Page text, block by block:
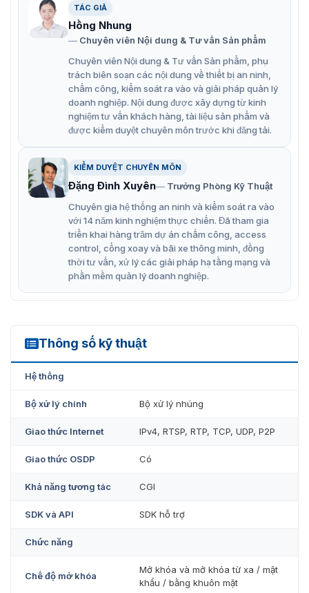
A-V3
ASI7223Y-A-V3 sở hữu những tính năng vô cùng hiện
Dung lượng lưu trữ: 50.000 người dùng, 50.000
khuôn mặt, 50.000 mật khẩu và 50 quản trị viên,
100.000 bản ghi.
Khoảng cách nhận diện khuôn mặt: 0,3 m – 2,0 m.
Với thuật toán nhận dạng khuôn mặt hiện đại, thiết bị
có thể nhận ra hơn 360 vị trí trên khuôn mặt người,
hạn chế tối đa tình trạng giả mạo.
Độ chính xác xác minh khuôn mặt trên 99,5%.
Tốc độ nhận diện 0,35 giây/ mỗi người
Hỗ trợ báo động cưỡng bức và báo động giả mạo
Hỗ trợ người dùng chung, người dùng tuần tra, người
dùng VIP, người dùng khách và người dùng khuyết
Màn hình IPS 7 inch, độ phân giải 1024×600 hiển thị
hình ảnh chân thực, rõ nét
Ống kính WDR góc rộng 2MP; với đèn điền tự động/
TÁC GIẢ
Hồng Nhung
Chuyên viên Nội dung & Tư vấn Sản phẩm
Chuyên viên Nội dung & Tư vấn Sản phẩm, phụ
trách biên soạn các nội dung về thiết bị an ninh,
chấm công, kiểm soát ra vào và giải pháp quản lý
doanh nghiệp. Nội dung được xây dựng từ kinh
nghiệm tư vấn khách hàng, tài liệu sản phẩm và
được kiểm duyệt chuyên môn trước khi đăng tải.
KIỂM DUYỆT CHUYÊN MÔN
Đặng Đình Xuyên
Trưởng Phòng Kỹ Thuật
Chuyên gia hệ thống an ninh và kiểm soát ra vào
với 14 năm kinh nghiệm thực chiến. Đã tham gia
triển khai hàng trăm dự án chấm công, access
control, cổng xoay và bãi xe thông minh, đồng
thời tư vấn, xử lý các giải pháp hạ tầng mạng và
phần mềm quản lý doanh nghiệp.
Thông số kỹ thuật
ASI7223Y-A-V3
Hệ thống
Bộ xử lý chính Bộ xử lý nhúng
Giao thức Internet IPv4, RTSP, RTP, TCP, UDP, P2P
Giao thức OSDP Có
Khả năng tương tác CGI
SDK và API SDK hỗ trợ
Chức năng
Chế độ mở khóa
Mở khóa và mở khóa từ xa / mật
khẩu / bằng khuôn mặt